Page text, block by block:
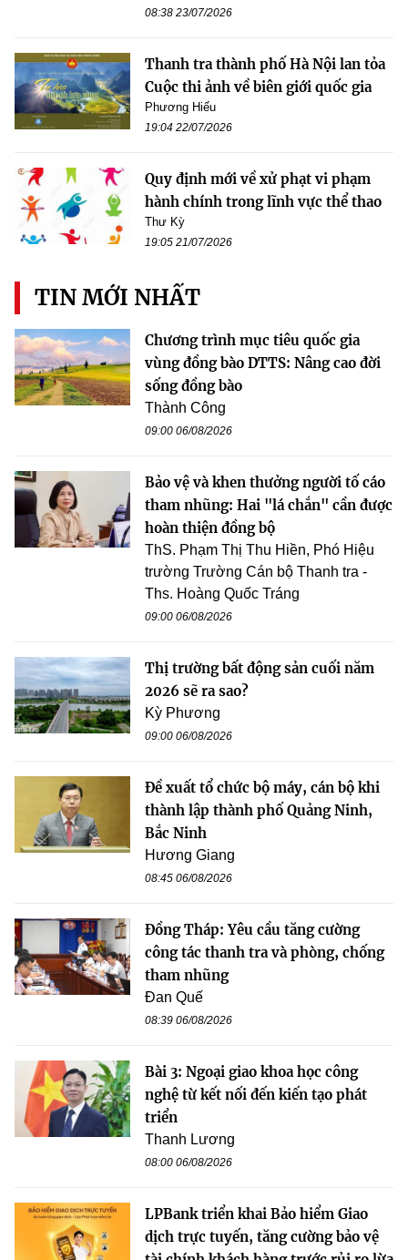
08:38 23/07/2026
Thanh tra thành phố Hà Nội lan tỏa
Cuộc thi ảnh về biên giới quốc gia
Phương Hiếu
19:04 22/07/2026
Quy định mới về xử phạt vi phạm
hành chính trong lĩnh vực thể thao
Thư Kỳ
19:05 21/07/2026
TIN MỚI NHẤT
Chương trình mục tiêu quốc gia
vùng đồng bào DTTS: Nâng cao đời
sống đồng bào
Thành Công
09:00 06/08/2026
Bảo vệ và khen thưởng người tố cáo
tham nhũng: Hai "lá chắn" cần được
hoàn thiện đồng bộ
ThS. Phạm Thị Thu Hiền, Phó Hiệu
trường Trường Cán bộ Thanh tra -
Ths. Hoàng Quốc Tráng
09:00 06/08/2026
Thị trường bất động sản cuối năm
2026 sẽ ra sao?
Kỳ Phương
09:00 06/08/2026
Đề xuất tổ chức bộ máy, cán bộ khi
thành lập thành phố Quảng Ninh,
Bắc Ninh
Hương Giang
08:45 06/08/2026
Đồng Tháp: Yêu cầu tăng cường
công tác thanh tra và phòng, chống
tham nhũng
Đan Quế
08:39 06/08/2026
Bài 3: Ngoại giao khoa học công
nghệ từ kết nối đến kiến tạo phát
triển
Thanh Lương
08:00 06/08/2026
LPBank triển khai Bảo hiểm Giao
dịch trực tuyến, tăng cường bảo vệ